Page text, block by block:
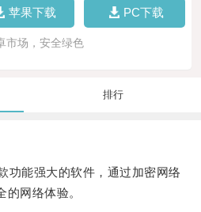
苹果下载 PC下载
市场，安全绿色
排行
能强大的软件，通过加密网络
网络体验。